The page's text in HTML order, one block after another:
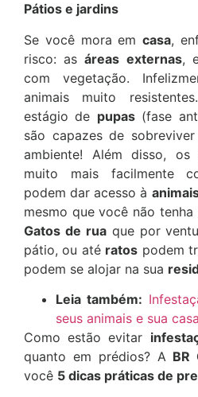
Pátios e jardins
Se você mora em casa,
risco: asáreas externas,
com vegetação.
animais muito
estágio de pupas(fase
são capazes de
ambiente! Além disso,
muito mais facilmente
podem dar acesso à
mesmo que você não
Gatos de ruaque por
pátio, ou até ratos podem
podem se alojar na sua
Leia também:
seus animais e sua casa
Como estão evitar
quanto em prédios? A BR
você 5 dicas práticas de